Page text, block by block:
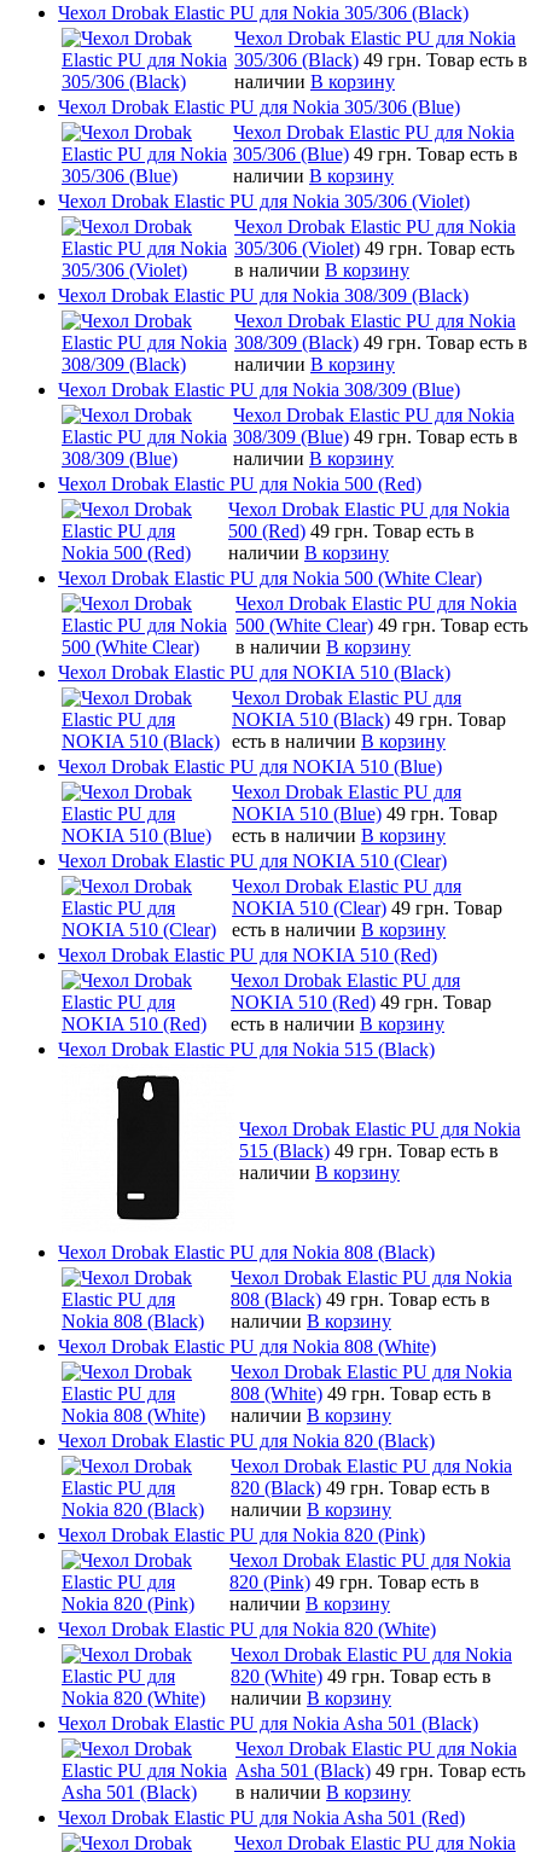
Чехол Drobak Elastic PU для Nokia 305/306 (Black)
Чехол Drobak Elastic PU для Nokia
305/306 (Black) 49 грн. Товар есть в
наличии В корзину
Чехол Drobak Elastic PU для Nokia 305/306 (Blue)
Чехол Drobak Elastic PU для Nokia
305/306 (Blue) 49 грн. Товар есть в
наличии В корзину
Чехол Drobak Elastic PU для Nokia 305/306 (Violet)
Чехол Drobak Elastic PU для Nokia
305/306 (Violet) 49 грн. Товар есть
в наличии В корзину
Чехол Drobak Elastic PU для Nokia 308/309 (Black)
Чехол Drobak Elastic PU для Nokia
308/309 (Black) 49 грн. Товар есть в
наличии В корзину
Чехол Drobak Elastic PU для Nokia 308/309 (Blue)
Чехол Drobak Elastic PU для Nokia
308/309 (Blue) 49 грн. Товар есть в
наличии В корзину
Чехол Drobak Elastic PU для Nokia 500 (Red)
Чехол Drobak Elastic PU для Nokia
500 (Red) 49 грн. Товар есть в
наличии В корзину
Чехол Drobak Elastic PU для Nokia 500 (White Clear)
Чехол Drobak Elastic PU для Nokia
500 (White Clear) 49 грн. Товар есть
в наличии В корзину
Чехол Drobak Elastic PU для NOKIA 510 (Black)
Чехол Drobak Elastic PU для
NOKIA 510 (Black) 49 грн. Товар
есть в наличии В корзину
Чехол Drobak Elastic PU для NOKIA 510 (Blue)
Чехол Drobak Elastic PU для
NOKIA 510 (Blue) 49 грн. Товар
есть в наличии В корзину
Чехол Drobak Elastic PU для NOKIA 510 (Clear)
Чехол Drobak Elastic PU для
NOKIA 510 (Clear) 49 грн. Товар
есть в наличии В корзину
Чехол Drobak Elastic PU для NOKIA 510 (Red)
Чехол Drobak Elastic PU для
NOKIA 510 (Red) 49 грн. Товар
есть в наличии В корзину
Чехол Drobak Elastic PU для Nokia 515 (Black)
Чехол Drobak Elastic PU для Nokia
515 (Black) 49 грн. Товар есть в
наличии В корзину
Чехол Drobak Elastic PU для Nokia 808 (Black)
Чехол Drobak Elastic PU для Nokia
808 (Black) 49 грн. Товар есть в
наличии В корзину
Чехол Drobak Elastic PU для Nokia 808 (White)
Чехол Drobak Elastic PU для Nokia
808 (White) 49 грн. Товар есть в
наличии В корзину
Чехол Drobak Elastic PU для Nokia 820 (Black)
Чехол Drobak Elastic PU для Nokia
820 (Black) 49 грн. Товар есть в
наличии В корзину
Чехол Drobak Elastic PU для Nokia 820 (Pink)
Чехол Drobak Elastic PU для Nokia
820 (Pink) 49 грн. Товар есть в
наличии В корзину
Чехол Drobak Elastic PU для Nokia 820 (White)
Чехол Drobak Elastic PU для Nokia
820 (White) 49 грн. Товар есть в
наличии В корзину
Чехол Drobak Elastic PU для Nokia Asha 501 (Black)
Чехол Drobak Elastic PU для Nokia
Asha 501 (Black) 49 грн. Товар есть
в наличии В корзину
Чехол Drobak Elastic PU для Nokia Asha 501 (Red)
Чехол Drobak Elastic PU для Nokia